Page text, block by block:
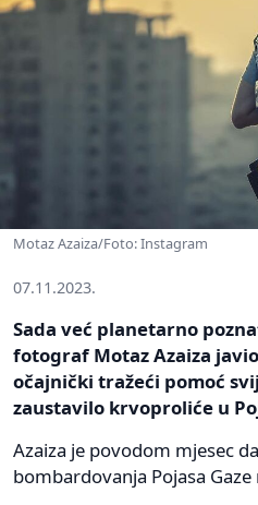
Motaz Azaiza/Foto: Instagram
07.11.2023.
Sada već planetarno
fotograf Motaz Azaiza
očajnički tražeći pomoć
zaustavilo krvoproliće u
Azaiza je povodom mjesec
bombardovanja Pojasa Gaze